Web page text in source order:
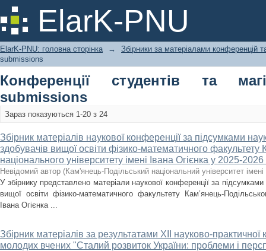
ElarK-PNU
Recently added
ElarK-PNU: головна сторінка →
Збірники за матеріалами конференцій
submissions
Конференції студентів та
submissions
Зараз показуються 1-20 з 24
Збірник матеріалів наукової конференції за підсумками
здобувачів вищої освіти фізико-математичного факультету
національного університету імені Івана Огієнка у 2025-
Невідомий автор (Кам'янець-Подільський національний університет імені
У збірнику представлено матеріали наукової конференції за
вищої освіти фізико-математичного факультету Кам’янець-
Івана Огієнка ...
Збірник матеріалів за результатами XІI науково-практичної
молодих вчених "Сталий розвиток України: проблеми і